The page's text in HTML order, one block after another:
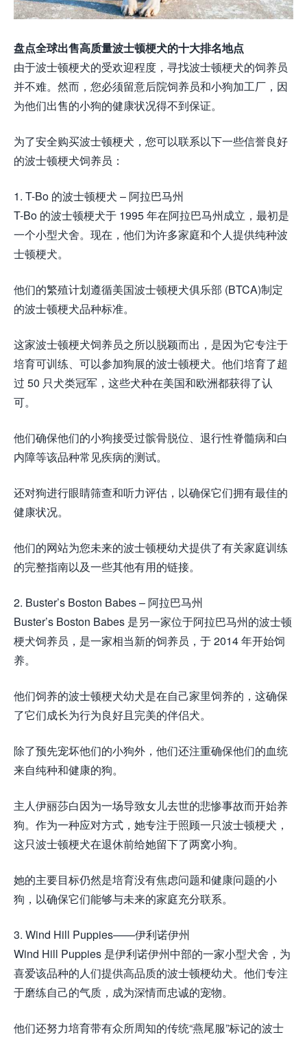
盘点全球出售高质量波士顿梗犬的十大排名地点
由于波士顿梗犬的受欢迎程度，寻找波士顿梗犬的饲养员
并不难。然而，您必须留意后院饲养员和小狗加工厂，因
为他们出售的小狗的健康状况得不到保证。
为了安全购买波士顿梗犬，您可以联系以下一些信誉良好
的波士顿梗犬饲养员：
1. T-Bo 的波士顿梗犬 – 阿拉巴马州
T-Bo 的波士顿梗犬于 1995 年在阿拉巴马州成立，最初是
一个小型犬舍。现在，他们为许多家庭和个人提供纯种波
士顿梗犬。
他们的繁殖计划遵循美国波士顿梗犬俱乐部 (BTCA)制定
的波士顿梗犬品种标准。
这家波士顿梗犬饲养员之所以脱颖而出，是因为它专注于
培育可训练、可以参加狗展的波士顿梗犬。他们培育了超
过 50 只犬类冠军，这些犬种在美国和欧洲都获得了认
可。
他们确保他们的小狗接受过髌骨脱位、退行性脊髓病和白
内障等该品种常见疾病的测试。
还对狗进行眼睛筛查和听力评估，以确保它们拥有最佳的
健康状况。
他们的网站为您未来的波士顿梗幼犬提供了有关家庭训练
的完整指南以及一些其他有用的链接。
2. Buster’s Boston Babes – 阿拉巴马州
Buster’s Boston Babes 是另一家位于阿拉巴马州的波士顿
梗犬饲养员，是一家相当新的饲养员，于 2014 年开始饲
养。
他们饲养的波士顿梗犬幼犬是在自己家里饲养的，这确保
了它们成长为行为良好且完美的伴侣犬。
除了预先宠坏他们的小狗外，他们还注重确保他们的血统
来自纯种和健康的狗。
主人伊丽莎白因为一场导致女儿去世的悲惨事故而开始养
狗。作为一种应对方式，她专注于照顾一只波士顿梗犬，
这只波士顿梗犬在退休前给她留下了两窝小狗。
她的主要目标仍然是培育没有焦虑问题和健康问题的小
狗，以确保它们能够与未来的家庭充分联系。
3. Wind Hill Puppies——伊利诺伊州
Wind Hill Puppies 是伊利诺伊州中部的一家小型犬舍，为
喜爱该品种的人们提供高品质的波士顿梗幼犬。他们专注
于磨练自己的气质，成为深情而忠诚的宠物。
他们还努力培育带有众所周知的传统“燕尾服”标记的波士